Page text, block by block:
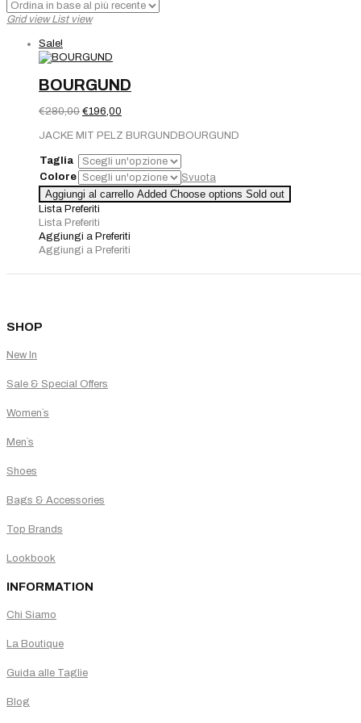
Grid view List view
Sale!
BOURGUND
€280,00 Il
originale
€280,00.
€196,00
attuale
€196,00.
JACKE MIT PELZ BURGUNDBOURGUND
Taglia
Colore
Svuota
Aggiungi al carrello Added Choose options Sold out
Lista Preferiti
Lista Preferiti
Aggiungi a Preferiti
Aggiungi a Preferiti
SHOP
New In
Sale & Special Offers
Women`s
Men`s
Shoes
Bags & Accessories
Top Brands
Lookbook
INFORMATION
Chi Siamo
La Boutique
Guida alle Taglie
Blog